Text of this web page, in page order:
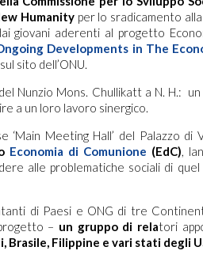
Humanityper lo sradicamento
giovani aderenti al progetto
Developments in The
sito dell’ONU.
Nunzio Mons. Chullikatt a N. H.:
a un loro lavoro sinergico.
‘Main Meeting Hall’ del Palazzo di
Economia di Comunione (EdC),
alle problematiche sociali di
di Paesi e ONG di tre
– un gruppo di relatori
Brasile, Filippine e vari stati degli